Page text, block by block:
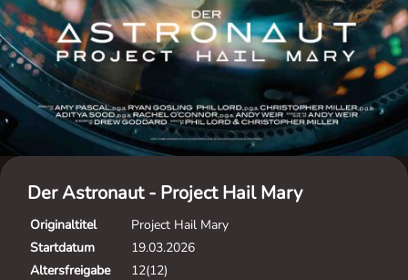
Der Astronaut - Project Hail Mary
Originaltitel
Project Hail Mary
Startdatum
19.03.2026
Altersfreigabe
12(12)